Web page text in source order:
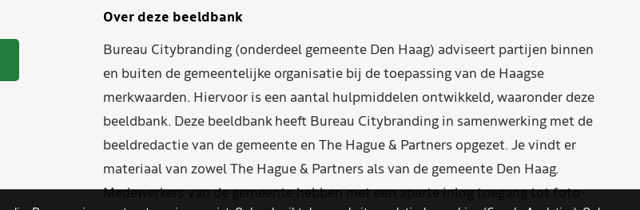
Over deze beeldbank
Bureau Citybranding (onderdeel gemeente Den Haag) adviseert partijen binnen
en buiten de gemeentelijke organisatie bij de toepassing van de Haagse
merkwaarden. Hiervoor is een aantal hulpmiddelen ontwikkeld, waaronder deze
beeldbank. Deze beeldbank heeft Bureau Citybranding in samenwerking met de
beeldredactie van de gemeente en The Hague & Partners opgezet. Je vindt er
materiaal van zowel The Hague & Partners als van de gemeente Den Haag.
Medewerkers van de gemeente hebben met een aparte inlog toegang tot foto-